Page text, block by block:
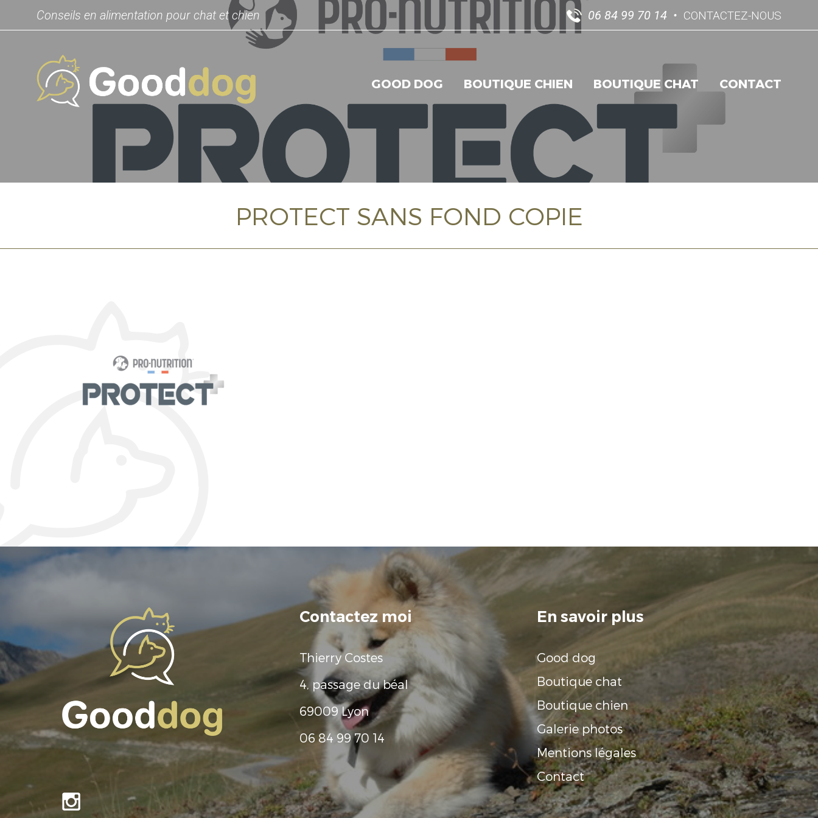
Conseils en alimentation pour chat et chien 06 84 99 70 14 CONTACTEZ-NOUS
GOOD DOG BOUTIQUE CHIEN BOUTIQUE CHAT CONTACT
PROTECT SANS FOND COPIE
Contactez moi
Thierry Costes
4, passage du béal
69009 Lyon
06 84 99 70 14
En savoir plus
Good dog
Boutique chat
Boutique chien
Galerie photos
Mentions légales
Contact